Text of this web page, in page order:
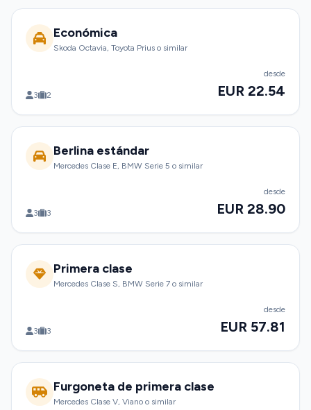
Económica
Skoda Octavia, Toyota Prius o similar
3 2
desde
EUR 22.54
Berlina estándar
Mercedes Clase E, BMW Serie 5 o similar
3 3
desde
EUR 28.90
Primera clase
Mercedes Clase S, BMW Serie 7 o similar
3 3
desde
EUR 57.81
Furgoneta de primera clase
Mercedes Clase V, Viano o similar